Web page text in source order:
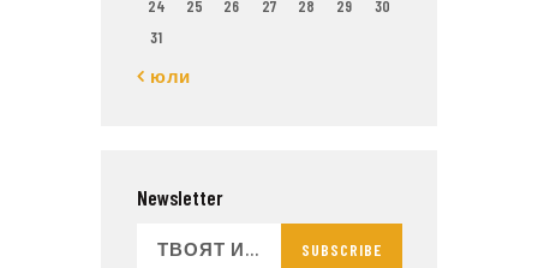
24
25 26 27 28 29
30
31
« юли
Newsletter
SUBSCRIBE